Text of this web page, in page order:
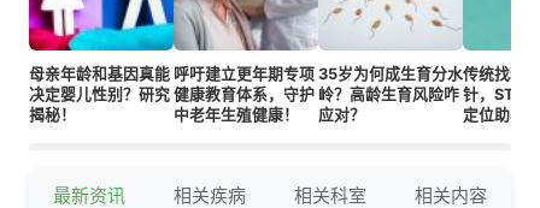
母亲年龄和基因真能
决定婴儿性别？研究
揭秘！
呼吁建立更年期专项
健康教育体系，守护
中老年生殖健康！
35岁为何成生育分水
岭？高龄生育风险咋
应对？
传统找精
针，STAR
定位助孕
最新资讯 相关疾病 相关科室 相关内容